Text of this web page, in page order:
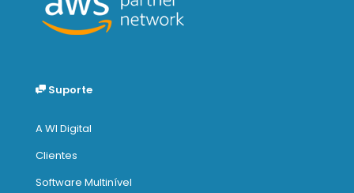
Suporte
A WI Digital
Clientes
Software Multinível